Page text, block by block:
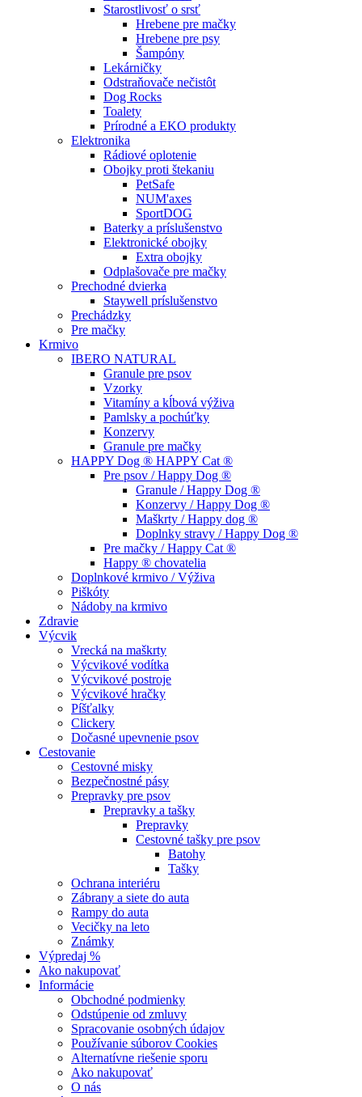
Starostlivosť o srsť
Hrebene pre mačky
Hrebene pre psy
Šampóny
Lekárničky
Odstraňovače nečistôt
Dog Rocks
Toalety
Prírodné a EKO produkty
Elektronika
Rádiové oplotenie
Obojky proti štekaniu
PetSafe
NUM'axes
SportDOG
Baterky a príslušenstvo
Elektronické obojky
Extra obojky
Odplašovače pre mačky
Prechodné dvierka
Staywell príslušenstvo
Prechádzky
Pre mačky
Krmivo
IBERO NATURAL
Granule pre psov
Vzorky
Vitamíny a kĺbová výživa
Pamlsky a pochúťky
Konzervy
Granule pre mačky
HAPPY Dog ® HAPPY Cat ®
Pre psov / Happy Dog ®
Granule / Happy Dog ®
Konzervy / Happy Dog ®
Maškrty / Happy dog ®
Doplnky stravy / Happy Dog ®
Pre mačky / Happy Cat ®
Happy ® chovatelia
Doplnkové krmivo / Výživa
Piškóty
Nádoby na krmivo
Zdravie
Výcvik
Vrecká na maškrty
Výcvikové vodítka
Výcvikové postroje
Výcvikové hračky
Píšťalky
Clickery
Dočasné upevnenie psov
Cestovanie
Cestovné misky
Bezpečnostné pásy
Prepravky pre psov
Prepravky a tašky
Prepravky
Cestovné tašky pre psov
Batohy
Tašky
Ochrana interiéru
Zábrany a siete do auta
Rampy do auta
Vecičky na leto
Známky
Výpredaj %
Ako nakupovať
Informácie
Obchodné podmienky
Odstúpenie od zmluvy
Spracovanie osobných údajov
Používanie súborov Cookies
Alternatívne riešenie sporu
Ako nakupovať
O nás